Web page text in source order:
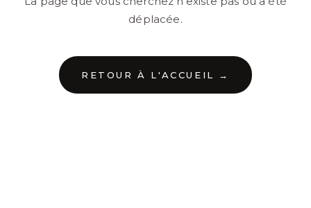
déplacée.
RETOUR À L'ACCUEIL →